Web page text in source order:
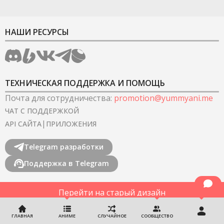
ГЛАВНАЯ АНИМЕ СЛУЧАЙНОЕ СООБЩЕСТВО
НАШИ РЕСУРСЫ
ТЕХНИЧЕСКАЯ ПОДДЕРЖКА И ПОМОЩЬ
Почта для сотрудничества: promotion@yummyani.me
ЧАТ С ПОДДЕРЖКОЙ
API САЙТА| ПРИЛОЖЕНИЯ
Telegram разработки
Поддержка в Telegram
Перейти на старый дизайн
©2022-2026YummyAnime.Все права защищены